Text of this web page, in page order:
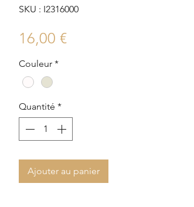
SKU : I2316000
16,00 €Prix
Couleur *
Quantité *
Ajouter au panier